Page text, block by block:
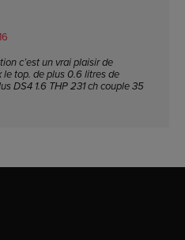
c’est un vrai plaisir de
top. de plus 0.6 litres de
DS4 1.6 THP 231 ch couple 35